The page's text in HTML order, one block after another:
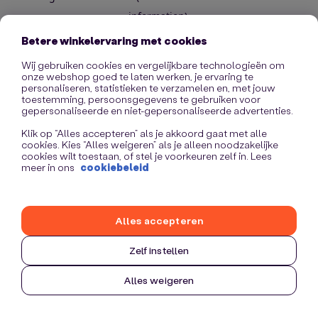
information).
Betere winkelervaring met cookies
Wij gebruiken cookies en vergelijkbare technologieën om
onze webshop goed te laten werken, je ervaring te
personaliseren, statistieken te verzamelen en, met jouw
toestemming, persoonsgegevens te gebruiken voor
gepersonaliseerde en niet-gepersonaliseerde advertenties.
Klik op “Alles accepteren” als je akkoord gaat met alle
cookies. Kies “Alles weigeren” als je alleen noodzakelijke
cookies wilt toestaan, of stel je voorkeuren zelf in. Lees
meer in ons cookiebeleid
Zelf instellen
Alles weigeren
Alles accepteren